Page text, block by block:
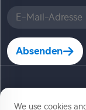
Absenden
Copyright ©
We use cookies